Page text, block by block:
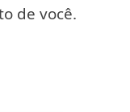
de você.